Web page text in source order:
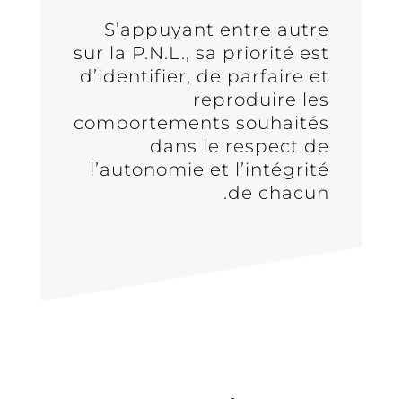
S’appuyant entre autre
sur la P.N.L., sa priorité est
d’identifier, de parfaire et
reproduire les
comportements souhaités
dans le respect de
l’autonomie et l’intégrité
de chacun.